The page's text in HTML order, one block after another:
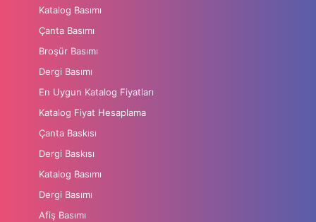
Katalog Basımı
Çanta Basımı
Broşür Basımı
Dergi Basımı
En Uygun Katalog Fiyatları
Katalog Fiyat Hesaplama
Çanta Baskısı
Dergi Baskısı
Katalog Basımı
Dergi Basımı
Afiş Basımı